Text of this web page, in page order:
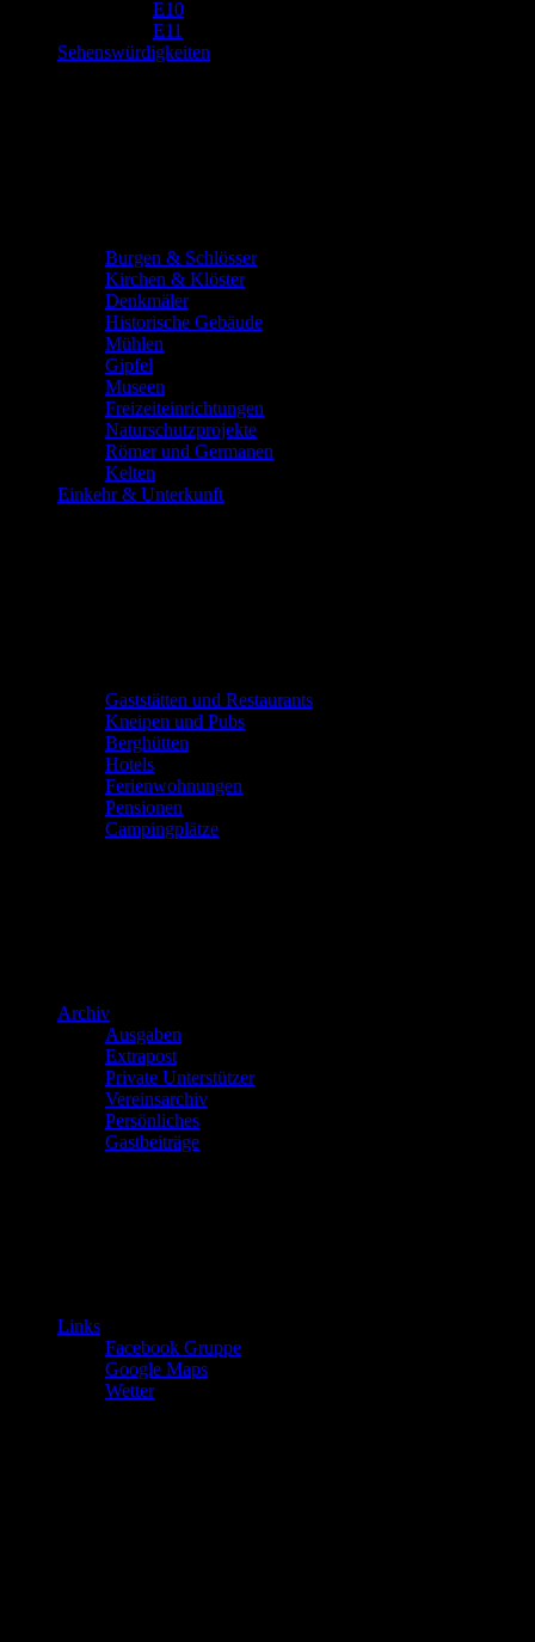
E10
E11
Sehenswürdigkeiten
Burgen & Schlösser
Kirchen & Klöster
Denkmäler
Historische Gebäude
Mühlen
Gipfel
Museen
Freizeiteinrichtungen
Naturschutzprojekte
Römer und Germanen
Kelten
Einkehr & Unterkunft
Gaststätten und Restaurants
Kneipen und Pubs
Berghütten
Hotels
Ferienwohnungen
Pensionen
Campingplätze
Archiv
Ausgaben
Extrapost
Private Unterstützer
Vereinsarchiv
Persönliches
Gastbeiträge
Links
Facebook Gruppe
Google Maps
Wetter